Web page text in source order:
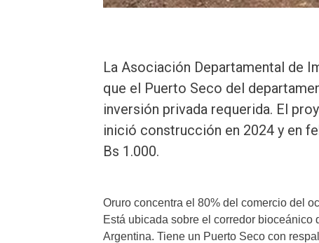
La Asociación Departamental de
que el Puerto Seco del
inversión privada requerida. El
inició construcción en 2024 y en
Bs 1.000.
Oruro concentra el 80% del comercio del
Está ubicada sobre el corredor
Argentina. Tiene un Puerto Seco con